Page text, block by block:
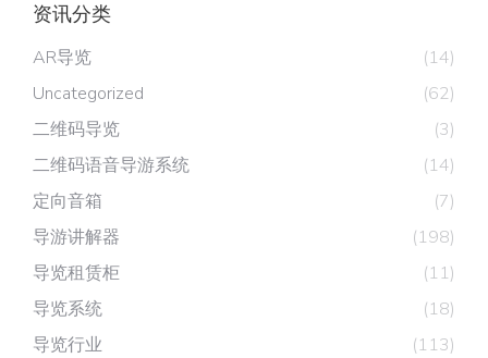
资讯分类
AR导览
(14)
Uncategorized
(62)
二维码导览
(3)
二维码语音导游系统
(14)
定向音箱
(7)
导游讲解器
(198)
导览租赁柜
(11)
导览系统
(18)
导览行业
(113)